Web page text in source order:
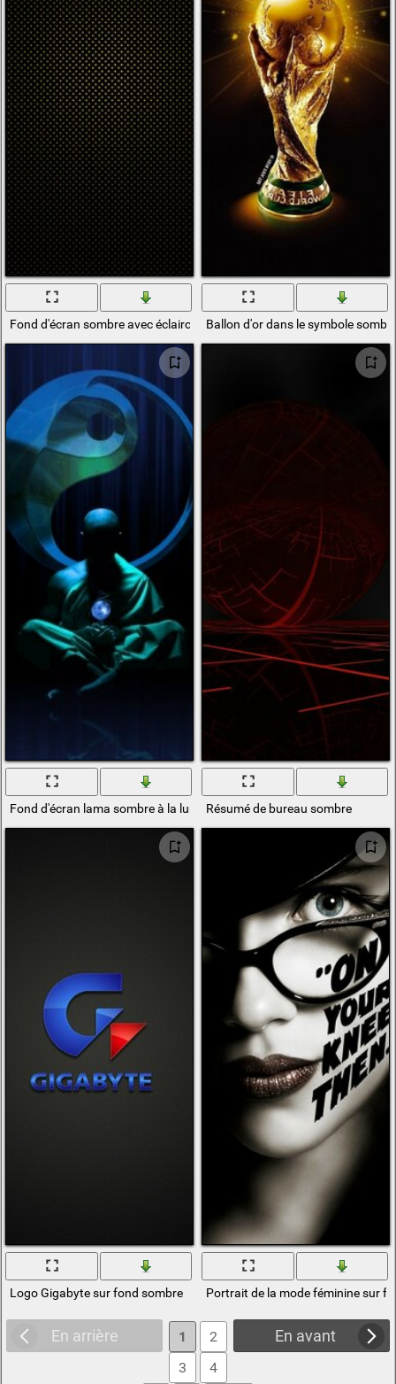
Fond d'écran sombre avec éclaircissement au centre
Ballon d'or dans le symbole
Fond d'écran lama sombre à la lumière du projecteur
Résumé de bureau sombre
Logo Gigabyte sur fond sombre Portrait de la mode féminine sur
En arrière En avant
1
2
3
4